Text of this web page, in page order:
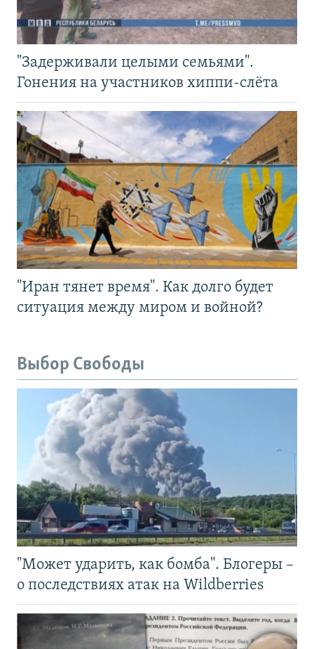
"Задерживали целыми семьями".
Гонения на участников хиппи-слёта
"Иран тянет время". Как долго будет
ситуация между миром и войной?
Выбор Свободы
"Может ударить, как бомба". Блогеры –
о последствиях атак на Wildberries